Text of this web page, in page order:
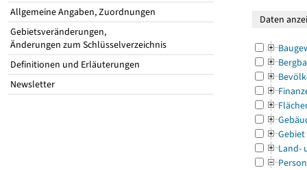
Allgemeine Angaben, Zuordnungen
Gebietsveränderungen,
Änderungen zum Schlüsselverzeichnis
Definitionen und Erläuterungen
Newsletter
Gebiet
Land-